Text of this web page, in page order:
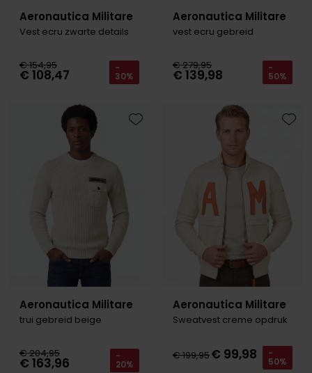
Aeronautica Militare
Vest ecru zwarte details
€ 154,95
€ 108,47 -
30%
Aeronautica Militare
vest ecru gebreid
€ 279,95
€ 139,98 -
50%
Aeronautica Militare
trui gebreid beige
€ 204,95
€ 163,96 -
20%
Toevoegen aan favorieten
Aeronautica Militare
Sweatvest creme opdruk
€ 199,95€ 99,98 -
50%